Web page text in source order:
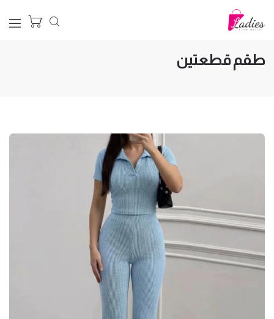
الرئيسية
طقم قطعتين